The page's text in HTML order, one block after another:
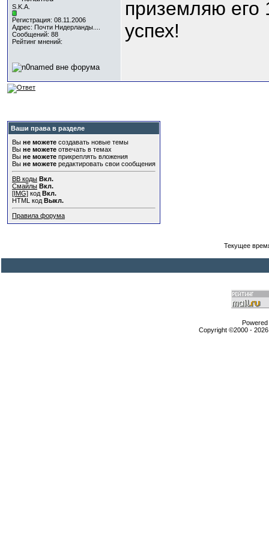
S.K.A.
Регистрация: 08.11.2006
Адрес: Почти Нидерланды....
Сообщений: 88
Рейтинг мнений:
приземляю его
успех!
Ваши права в разделе
Вы не можете создавать новые темы
Вы не можете отвечать в темах
Вы не можете прикреплять вложения
Вы не можете редактировать свои сообщения
BB коды Вкл.
Смайлы Вкл.
[IMG] код Вкл.
HTML код Выкл.
Правила форума
Текущее
Copyright ©2000 -